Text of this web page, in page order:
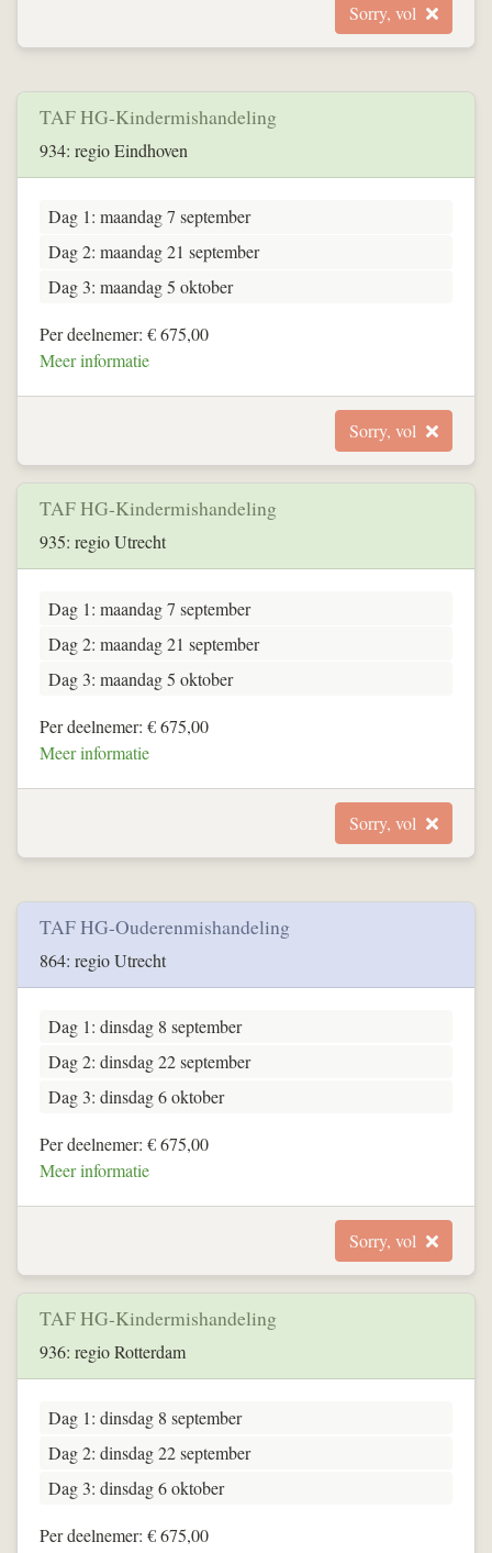
Sorry, vol
TAF HG-Kindermishandeling
934: regio Eindhoven
Dag 1: maandag 7 september
Dag 2: maandag 21 september
Dag 3: maandag 5 oktober
Per deelnemer: € 675,00
Meer informatie
Sorry, vol
TAF HG-Kindermishandeling
935: regio Utrecht
Dag 1: maandag 7 september
Dag 2: maandag 21 september
Dag 3: maandag 5 oktober
Per deelnemer: € 675,00
Meer informatie
Sorry, vol
TAF HG-Ouderenmishandeling
864: regio Utrecht
Dag 1: dinsdag 8 september
Dag 2: dinsdag 22 september
Dag 3: dinsdag 6 oktober
Per deelnemer: € 675,00
Meer informatie
Sorry, vol
TAF HG-Kindermishandeling
936: regio Rotterdam
Dag 1: dinsdag 8 september
Dag 2: dinsdag 22 september
Dag 3: dinsdag 6 oktober
Per deelnemer: € 675,00